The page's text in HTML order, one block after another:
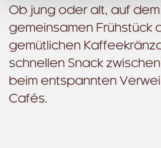
Ob jung oder alt, auf dem
gemeinsamen Frühstück
gemütlichen
schnellen Snack
beim entspannten
Cafés.